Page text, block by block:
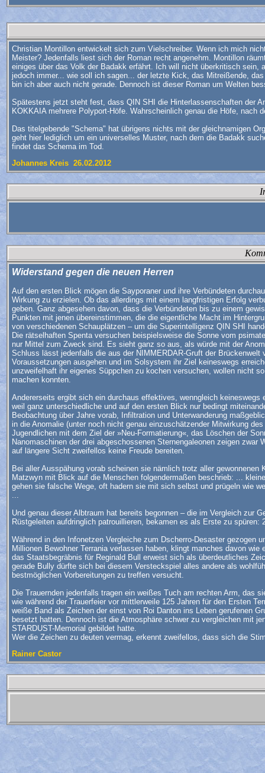
Christian Montillon entwickelt sich zum Vielschreiber. Wenn ich mich
Meister? Jedenfalls liest sich der Roman recht angenehm. Montillon
einiges über das Volk der Badakk erfährt. Ich will nicht überkritisch
jedoch immer... wie soll ich sagen... der letzte Kick, das Mitreißende,
bin ich aber auch nicht gerade. Dennoch ist dieser Roman um Welten
Spätestens jetzt steht fest, dass QIN SHI die Hinterlassenschaften der
KOKKAIA mehrere Polyport-Höfe. Wahrscheinlich genau die Höfe, nach
Das titelgebende "Schema" hat übrigens nichts mit der gleichnamigen
geht hier lediglich um ein universelles Muster, nach dem die Badakk
findet das Schema im Tod.
Johannes Kreis 26.02.2012
Widerstand gegen die neuen Herren
Auf den ersten Blick mögen die Sayporaner und ihre Verbündeten
Wirkung zu erzielen. Ob das allerdings mit einem langfristigen Erfolg
geben. Ganz abgesehen davon, dass die Verbündeten bis zu einem
Punkten mit jenen übereinstimmen, die die eigentliche Macht im
von verschiedenen Schauplätzen – um die Superintelligenz QIN SHI
Die rätselhaften Spenta versuchen beispielsweise die Sonne vom
nur Mittel zum Zweck sind. Es sieht ganz so aus, als würde mit der
Schluss lässt jedenfalls die aus der NIMMERDAR-Gruft der
Voraussetzungen ausgehen und im Solsystem ihr Ziel keineswegs
unzweifelhaft ihr eigenes Süppchen zu kochen versuchen, wollen nicht
machen konnten.
Andererseits ergibt sich ein durchaus effektives, wenngleich
weil ganz unterschiedliche und auf den ersten Blick nur bedingt
Beobachtung über Jahre vorab, Infiltration und Unterwanderung
in die Anomalie (unter noch nicht genau einzuschätzender Mitwirkung
Jugendlichen mit dem Ziel der »Neu-Formatierung«, das Löschen der
Nanomaschinen der drei abgeschossenen Sternengaleonen zeigen
auf längere Sicht zweifellos keine Freude bereiten.
Bei aller Ausspähung vorab scheinen sie nämlich trotz aller
Matzwyn mit Blick auf die Menschen folgendermaßen beschrieb: ...
gehen sie falsche Wege, oft hadern sie mit sich selbst und prügeln wie
...
Und genau dieser Albtraum hat bereits begonnen – die im Vergleich zur
Rüstgeleiten aufdringlich patrouillieren, bekamen es als Erste zu spüren:
Während in den Infonetzen Vergleiche zum Dscherro-Desaster gezogen
Millionen Bewohner Terrania verlassen haben, klingt manches davon
das Staatsbegräbnis für Reginald Bull erweist sich als überdeutliches
gerade Bully dürfte sich bei diesem Versteckspiel alles andere als
bestmöglichen Vorbereitungen zu treffen versucht.
Die Trauernden jedenfalls tragen ein weißes Tuch am rechten Arm, das
wie während der Trauerfeier vor mittlerweile 125 Jahren für den Ersten
weiße Band als Zeichen der einst von Roi Danton ins Leben gerufenen
besetzt hatten. Dennoch ist die Atmosphäre schwer zu vergleichen mit
STARDUST-Memorial gebildet hatte.
Wer die Zeichen zu deuten vermag, erkennt zweifellos, dass sich die
Rainer Castor